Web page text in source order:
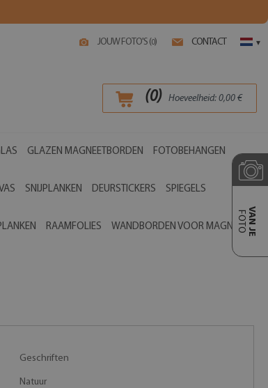
JOUW FOTO'S (0) CONTACT ▾
(0) Hoeveelheid: 0,00 €
GLAZEN MAGNEETBORDEN FOTOBEHANGEN
SNIJPLANKEN DEURSTICKERS SPIEGELS
RAAMFOLIES WANDBORDEN VOOR MAGNETEN
VAN JE
FOTO
Geschriften
Natuur